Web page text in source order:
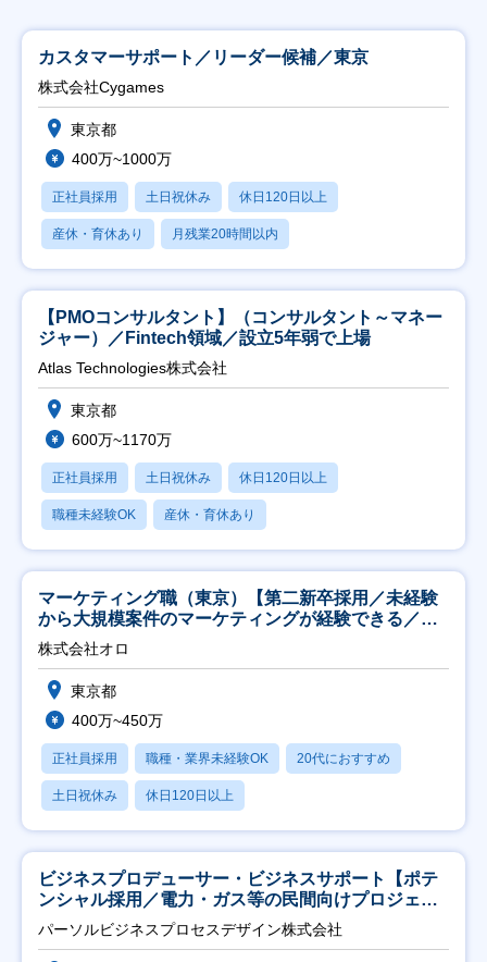
カスタマーサポート／リーダー候補／東京
株式会社Cygames
東京都
400万~1000万
正社員採用 土日祝休み 休日120日以上
産休・育休あり 月残業20時間以内
【PMOコンサルタント】（コンサルタント～マネー
ジャー）／Fintech領域／設立5年弱で上場
Atlas Technologies株式会社
東京都
600万~1170万
正社員採用 土日祝休み 休日120日以上
職種未経験OK 産休・育休あり
マーケティング職（東京）【第二新卒採用／未経験
から大規模案件のマーケティングが経験できる／研
修充実】
株式会社オロ
東京都
400万~450万
正社員採用 職種・業界未経験OK 20代におすすめ
土日祝休み 休日120日以上
ビジネスプロデューサー・ビジネスサポート【ポテ
ンシャル採用／電力・ガス等の民間向けプロジェク
ト推進】
パーソルビジネスプロセスデザイン株式会社